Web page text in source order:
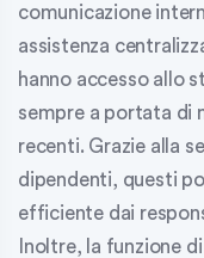
comunicazione
assistenza
hanno accesso allo
sempre a portata di
recenti. Grazie alla
dipendenti, questi
efficiente dai
Inoltre, la funzione